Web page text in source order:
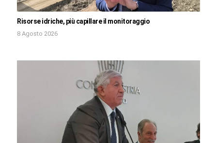
Risorse idriche, più capillare il monitoraggio
8 Agosto 2026